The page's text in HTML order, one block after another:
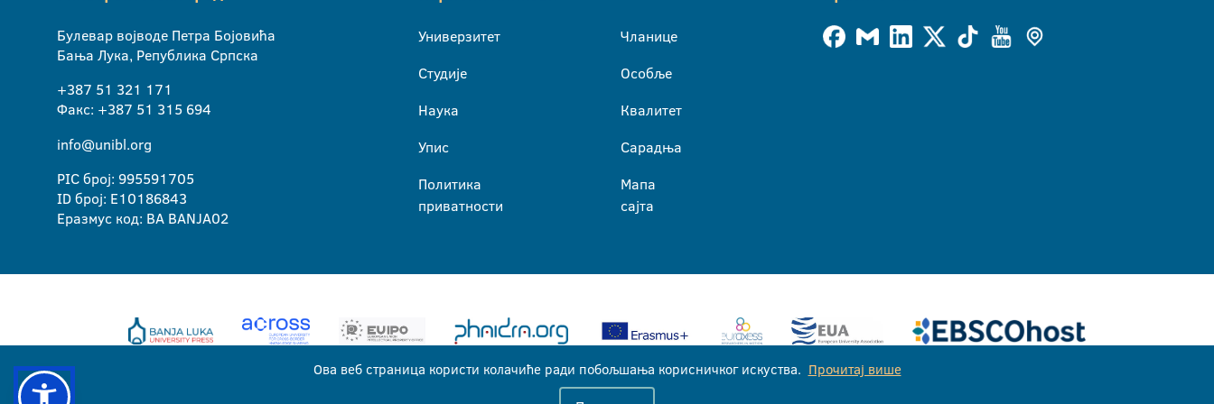
Булевар војводе Петра Бојовића
Бања Лука, Република Српска
+387 51 321 171
Факс: +387 51 315 694
info@unibl.org
PIC број: 995591705
ID број: E10186843
Еразмус код: BA BANJA02
Универзитет
Студије
Наука
Упис
Политика
приватности
Чланице
Особље
Квалитет
Сарадња
Мапа
сајта
Ова веб страница користи колачиће ради побољшања корисничког искуства. Прочитај више